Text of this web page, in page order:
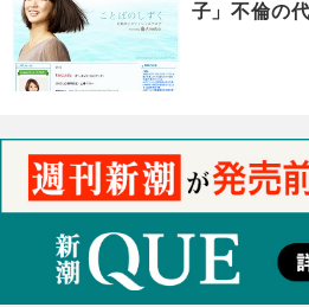
子」不倫の